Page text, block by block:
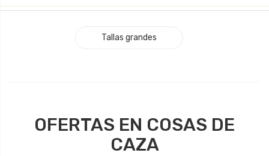
Tallas grandes
OFERTAS EN COSAS DE
CAZA